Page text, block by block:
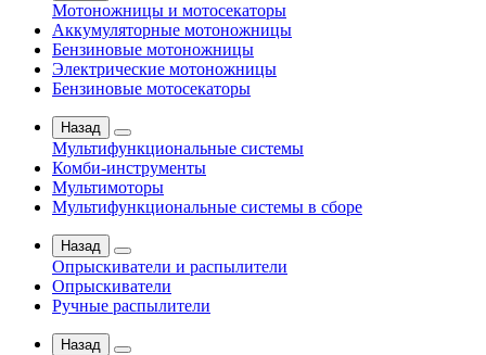
Мотоножницы и мотосекаторы
Аккумуляторные мотоножницы
Бензиновые мотоножницы
Электрические мотоножницы
Бензиновые мотосекаторы
Назад
Мультифункциональные системы
Комби-инструменты
Мультимоторы
Мультифункциональные системы в сборе
Назад
Опрыскиватели и распылители
Опрыскиватели
Ручные распылители
Назад